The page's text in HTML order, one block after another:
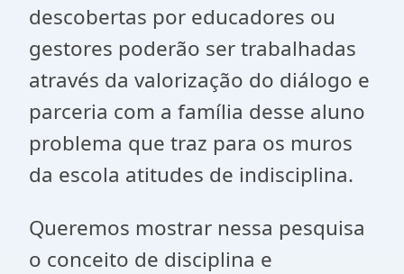
descobertas por educadores ou
gestores poderão ser trabalhadas
através da valorização do diálogo e
parceria com a família desse aluno
problema que traz para os muros
da escola atitudes de indisciplina.
Queremos mostrar nessa pesquisa
o conceito de disciplina e